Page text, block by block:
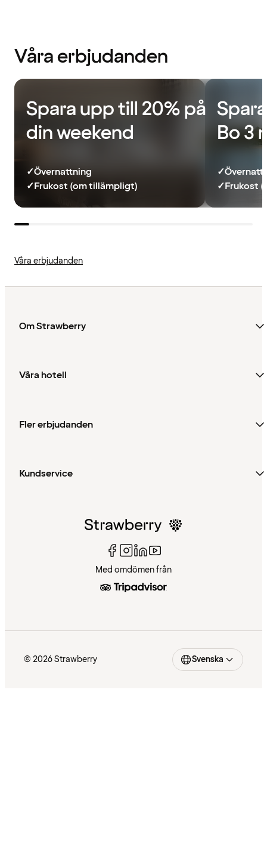
Våra erbjudanden
Spara upp till 20% på
din weekend
✓Övernattning
✓Frukost (om tillämpligt)
Bo 3
✓
✓Frukost
Våra erbjudanden
Om Strawberry
Våra hotell
Fler erbjudanden
Kundservice
Med omdömen från
© 2026 Strawberry Svenska